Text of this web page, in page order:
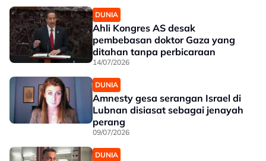
DUNIA
Ahli Kongres AS desak
pembebasan doktor Gaza yang
ditahan tanpa perbicaraan
14/07/2026
DUNIA
Amnesty gesa serangan Israel di
Lubnan disiasat sebagai jenayah
perang
09/07/2026
DUNIA